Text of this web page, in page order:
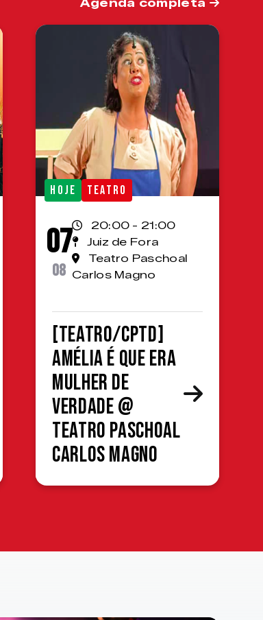
Agenda completa
HOJE TEATRO
07
08
20:00 - 21:00
Juiz de Fora
Teatro Paschoal
Carlos Magno
[TEATRO/CPTD]
Amélia é que era
mulher de
verdade @
Teatro Paschoal
Carlos Magno